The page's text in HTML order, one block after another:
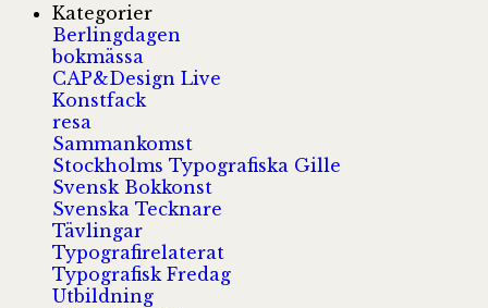
Kategorier
Berlingdagen
bokmässa
CAP&Design Live
Konstfack
resa
Sammankomst
Stockholms Typografiska Gille
Svensk Bokkonst
Svenska Tecknare
Tävlingar
Typografirelaterat
Typografisk Fredag
Utbildning